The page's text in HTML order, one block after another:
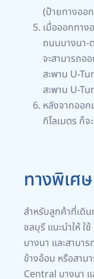
(ป้ายทางออ
เมื่อออกทาง
ถนนบางนา-
จะสามารถอ
สะพาน U-
สะพาน U-
หลังจากออก
กิโลเมตร ก็
ทางพิเศ
สำหรับลูกค้าที่เดิ
ชลบุรี แนะนำให้
บางนา และสามา
ข้างอ้อม หรือสาม
Central บางนา แ